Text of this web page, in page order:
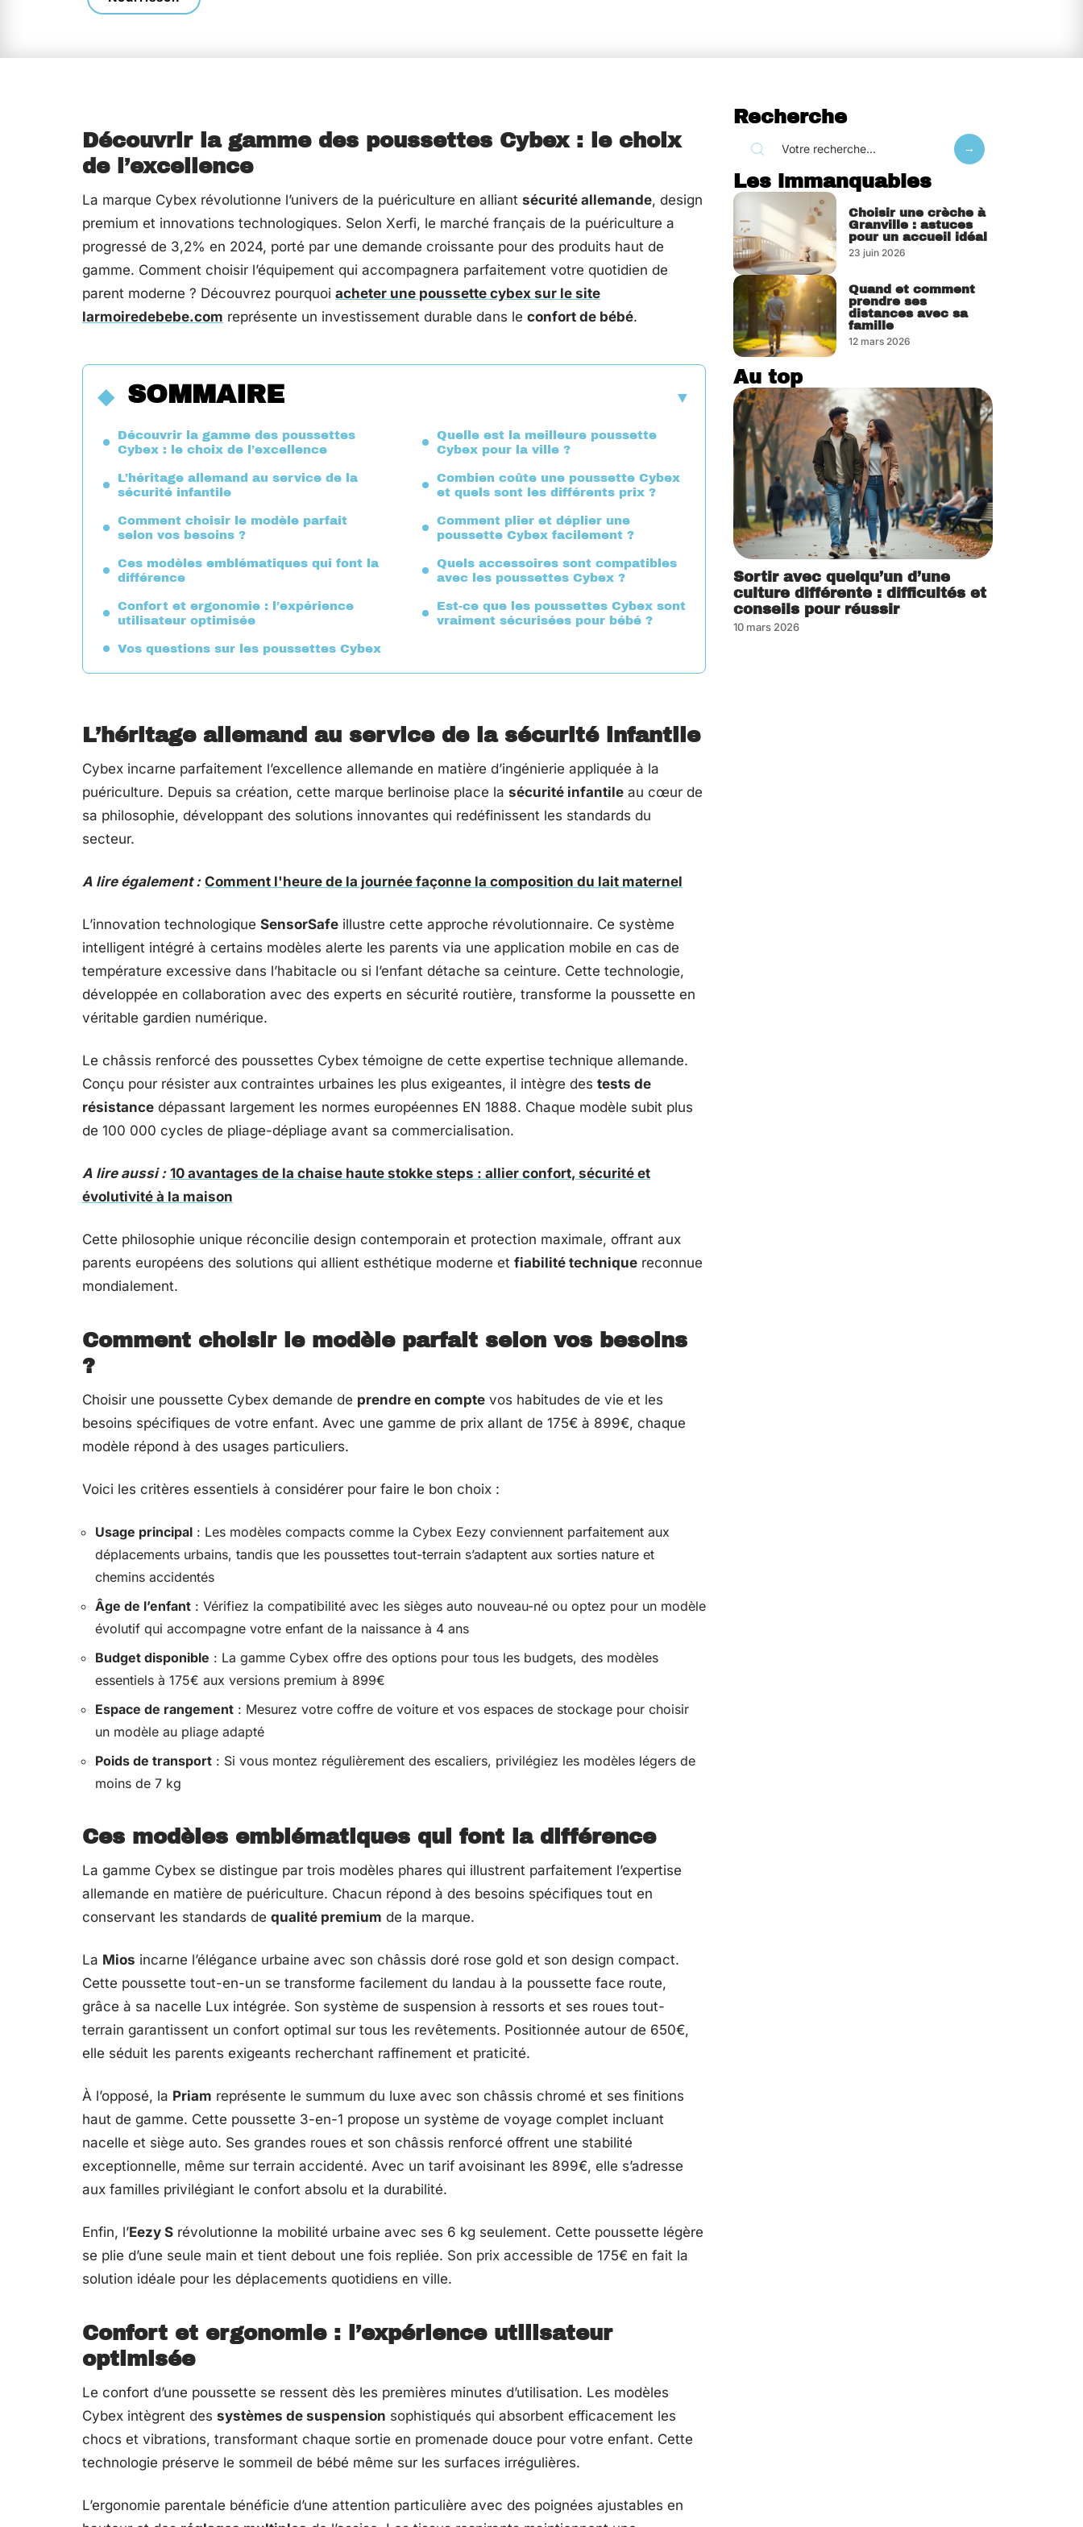
Découvrir la gamme des poussettes Cybex : le choix
de l’excellence
La marque Cybex révolutionne l’univers de la puériculture en alliant sécurité allemande, design
premium et innovations technologiques. Selon Xerfi, le marché français de la puériculture a
progressé de 3,2% en 2024, porté par une demande croissante pour des produits haut de
gamme. Comment choisir l’équipement qui accompagnera parfaitement votre quotidien de
parent moderne ? Découvrez pourquoi acheter une poussette cybex sur le site
larmoiredebebe.com représente un investissement durable dans le confort de bébé.
SOMMAIRE
Découvrir la gamme des poussettes
Cybex : le choix de l’excellence
L’héritage allemand au service de la
sécurité infantile
Comment choisir le modèle parfait
selon vos besoins ?
Ces modèles emblématiques qui font la
différence
Confort et ergonomie : l’expérience
utilisateur optimisée
Vos questions sur les poussettes Cybex
Quelle est la meilleure poussette
Cybex pour la ville ?
Combien coûte une poussette Cybex
et quels sont les différents prix ?
Comment plier et déplier une
poussette Cybex facilement ?
Quels accessoires sont compatibles
avec les poussettes Cybex ?
Est-ce que les poussettes Cybex sont
vraiment sécurisées pour bébé ?
L’héritage allemand au service de la sécurité infantile
Cybex incarne parfaitement l’excellence allemande en matière d’ingénierie appliquée à la
puériculture. Depuis sa création, cette marque berlinoise place la sécurité infantile au cœur de
sa philosophie, développant des solutions innovantes qui redéfinissent les standards du
secteur.
A lire également : Comment l'heure de la journée façonne la composition du lait maternel
L’innovation technologique SensorSafe illustre cette approche révolutionnaire. Ce système
intelligent intégré à certains modèles alerte les parents via une application mobile en cas de
température excessive dans l’habitacle ou si l’enfant détache sa ceinture. Cette technologie,
développée en collaboration avec des experts en sécurité routière, transforme la poussette en
véritable gardien numérique.
Le châssis renforcé des poussettes Cybex témoigne de cette expertise technique allemande.
Conçu pour résister aux contraintes urbaines les plus exigeantes, il intègre des tests de
résistance dépassant largement les normes européennes EN 1888. Chaque modèle subit plus
de 100 000 cycles de pliage-dépliage avant sa commercialisation.
A lire aussi : 10 avantages de la chaise haute stokke steps : allier confort, sécurité et
évolutivité à la maison
Cette philosophie unique réconcilie design contemporain et protection maximale, offrant aux
parents européens des solutions qui allient esthétique moderne et fiabilité technique reconnue
mondialement.
Comment choisir le modèle parfait selon vos besoins
?
Choisir une poussette Cybex demande de prendre en compte vos habitudes de vie et les
besoins spécifiques de votre enfant. Avec une gamme de prix allant de 175€ à 899€, chaque
modèle répond à des usages particuliers.
Voici les critères essentiels à considérer pour faire le bon choix :
Usage principal : Les modèles compacts comme la Cybex Eezy conviennent parfaitement aux
déplacements urbains, tandis que les poussettes tout-terrain s’adaptent aux sorties nature et
chemins accidentés
Âge de l’enfant : Vérifiez la compatibilité avec les sièges auto nouveau-né ou optez pour un modèle
évolutif qui accompagne votre enfant de la naissance à 4 ans
Budget disponible : La gamme Cybex offre des options pour tous les budgets, des modèles
essentiels à 175€ aux versions premium à 899€
Espace de rangement : Mesurez votre coffre de voiture et vos espaces de stockage pour choisir
un modèle au pliage adapté
Poids de transport : Si vous montez régulièrement des escaliers, privilégiez les modèles légers de
moins de 7 kg
Ces modèles emblématiques qui font la différence
La gamme Cybex se distingue par trois modèles phares qui illustrent parfaitement l’expertise
allemande en matière de puériculture. Chacun répond à des besoins spécifiques tout en
conservant les standards de qualité premium de la marque.
La Mios incarne l’élégance urbaine avec son châssis doré rose gold et son design compact.
Cette poussette tout-en-un se transforme facilement du landau à la poussette face route,
grâce à sa nacelle Lux intégrée. Son système de suspension à ressorts et ses roues tout-
terrain garantissent un confort optimal sur tous les revêtements. Positionnée autour de 650€,
elle séduit les parents exigeants recherchant raffinement et praticité.
À l’opposé, la Priam représente le summum du luxe avec son châssis chromé et ses finitions
haut de gamme. Cette poussette 3-en-1 propose un système de voyage complet incluant
nacelle et siège auto. Ses grandes roues et son châssis renforcé offrent une stabilité
exceptionnelle, même sur terrain accidenté. Avec un tarif avoisinant les 899€, elle s’adresse
aux familles privilégiant le confort absolu et la durabilité.
Enfin, l’Eezy S révolutionne la mobilité urbaine avec ses 6 kg seulement. Cette poussette légère
se plie d’une seule main et tient debout une fois repliée. Son prix accessible de 175€ en fait la
solution idéale pour les déplacements quotidiens en ville.
Confort et ergonomie : l’expérience utilisateur
optimisée
Le confort d’une poussette se ressent dès les premières minutes d’utilisation. Les modèles
Cybex intègrent des systèmes de suspension sophistiqués qui absorbent efficacement les
chocs et vibrations, transformant chaque sortie en promenade douce pour votre enfant. Cette
technologie préserve le sommeil de bébé même sur les surfaces irrégulières.
L’ergonomie parentale bénéficie d’une attention particulière avec des poignées ajustables en
Recherche
Les immanquables
Choisir une crèche à
Granville : astuces
pour un accueil idéal
23 juin 2026
Quand et comment
prendre ses
distances avec sa
famille
12 mars 2026
Au top
Sortir avec quelqu’un d’une
culture différente : difficultés et
conseils pour réussir
10 mars 2026